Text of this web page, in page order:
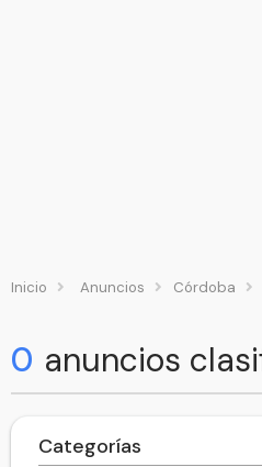
Inicio Anuncios Córdoba
0 anuncios
Categorías